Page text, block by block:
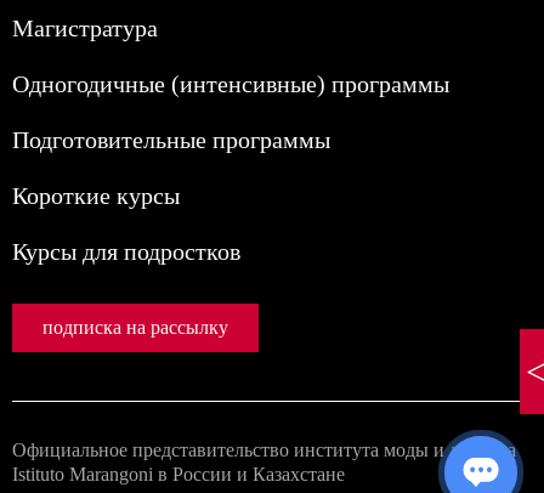
Магистратура
Одногодичные (интенсивные) программы
Подготовительные программы
Короткие курсы
Курсы для подростков
подписка на рассылку
Официальное представительство института моды и дизайна
Istituto Marangoni в России и Казахстане